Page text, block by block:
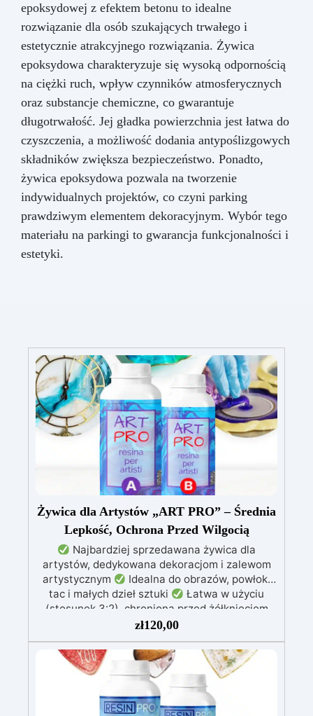
epoksydowej z efektem betonu to idealne
rozwiązanie dla osób szukających trwałego i
estetycznie atrakcyjnego rozwiązania. Żywica
epoksydowa charakteryzuje się wysoką odpornością
na ciężki ruch, wpływ czynników atmosferycznych
oraz substancje chemiczne, co gwarantuje
długotrwałość. Jej gładka powierzchnia jest łatwa do
czyszczenia, a możliwość dodania antypoślizgowych
składników zwiększa bezpieczeństwo. Ponadto,
żywica epoksydowa pozwala na tworzenie
indywidualnych projektów, co czyni parking
prawdziwym elementem dekoracyjnym. Wybór tego
materiału na parkingi to gwarancja funkcjonalności i
estetyki.
Żywica dla Artystów „ART PRO” – Średnia
Lepkość, Ochrona Przed Wilgocią
Najbardziej sprzedawana żywica dla
artystów, dedykowana dekoracjom i zalewom
artystycznym
Idealna do obrazów, powłok,
tac i małych dzieł sztuki
Łatwa w użyciu
(stosunek 3:2), chroniona przed żółknięciem
dzięki specjalnym filtrom UV
nie kapie, utrzymując precyzyjne i czyste wzory
Utwardza się w 12-24 godziny, zapewniając
błyszczącą i lśniącą powierzchnię
zł120,00